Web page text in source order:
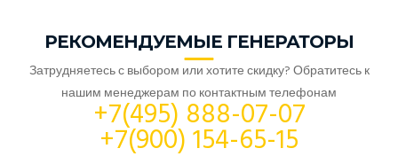
РЕКОМЕНДУЕМЫЕ ГЕНЕРАТОРЫ
Затрудняетесь с выбором или хотите скидку? Обратитесь к
нашим менеджерам по контактным телефонам
+7(495) 888-07-07
+7(900) 154-65-15